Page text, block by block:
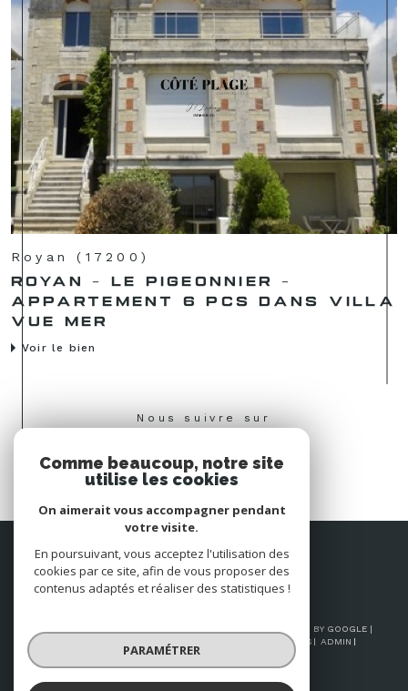
Royan (17200)
ROYAN - LE PIGEONNIER -
APPARTEMENT 6 PCS DANS VILLA
VUE MER
Voir le bien
Nous suivre sur
PROPRIÉTAIRE
Se connecter
© 2026 | TOUS DROITS RÉSERVÉS | TRADUCTION POWERED BY GOOGLE |
MENTIONS LÉGALES
ADMIN
NOS LIENS
POLITIQUE RGPD COOKIES
Comme beaucoup, notre site
utilise les cookies
On aimerait vous accompagner pendant
votre visite.
En poursuivant, vous acceptez l'utilisation des
cookies par ce site, afin de vous proposer des
contenus adaptés et réaliser des statistiques !
PARAMÉTRER